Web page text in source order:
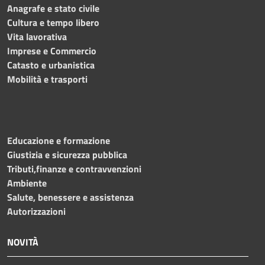
Anagrafe e stato civile
Cultura e tempo libero
Vita lavorativa
Imprese e Commercio
Catasto e urbanistica
Mobilità e trasporti
Educazione e formazione
Giustizia e sicurezza pubblica
Tributi,finanze e contravvenzioni
Ambiente
Salute, benessere e assistenza
Autorizzazioni
NOVITÀ